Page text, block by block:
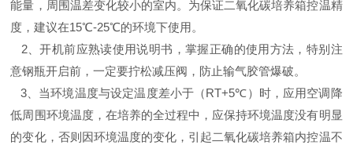
能量，周围温差变化较小的室内。为保证二氧化碳培养箱控温精
度，建议在15℃-25℃的环境下使用。
2、开机前应熟读使用说明书，掌握正确的使用方法，特别注
意钢瓶开启前，一定要拧松减压阀，防止输气胶管爆破。
3、 当环境温度与设定温度差小于（RT+5℃）时，应用空调降
低周围环境温度，在培养的全过程中，应保持环境温度没有明显
的变化，否则因环境温度的变化，引起二氧化碳培养箱内控温不